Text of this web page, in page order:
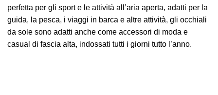
perfetta per gli sport e le attività all’aria aperta, adatti per la
guida, la pesca, i viaggi in barca e altre attività, gli occhiali
da sole sono adatti anche come accessori di moda e
casual di fascia alta, indossati tutti i giorni tutto l’anno.